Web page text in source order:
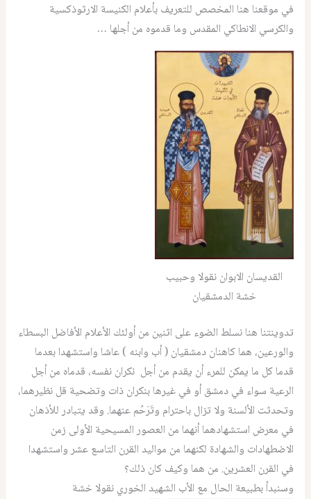
في موقعنا هنا المخصص للتعريف بأعلام الكنيسة الارثوذكسية
والكرسي الانطاكي المقدس وما قدموه من أجلها …
القديسان الابوان نقولا وحبيب
خشة الدمشقيان
تدوينتنا هنا نسلط الضوء على اثنين من أولئك الأعلام الأفاضل البسطاء
والورعين، هما کاهنان دمشقیان ( أب وابنه ) عاشا واستشهدا بعدما
قدما كل ما يمكن للمرء أن يقدم من أجل نكران نفسه، قدماه من أجل
الرعية سواء في دمشق أو في غيرها بنكران ذات وتضحية قل نظيرهما،
وتحدثت الألسنة ولا تزال باحترام وتَرَحُم عنهما. وقد يتبادر للأذهان
في معرض استشهادهما أنهما من العصور المسيحية الأولى زمن
الاضطهادات والشهادة لكنهما من مواليد القرن التاسع عشر واستشهدا
في القرن العشرين. من هما وكيف كان ذلك؟
وسنبدأ بطبيعة الحال مع الأب الشهيد الخوري نقولا خشة